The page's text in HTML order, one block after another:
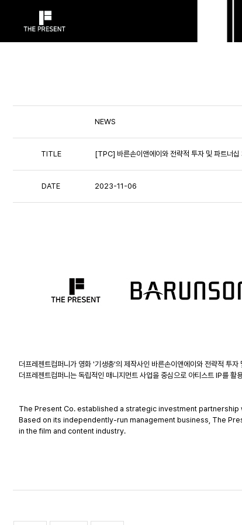
NEWS
TITLE [TPC] 바른손이앤에이와 전략적 투자 및 파트너십
DATE 2023-11-06
더프레젠트컴퍼니가 영화 '기생충'의 제작사인 바른손이앤에이와 전략적 투
더프레젠트컴퍼니는 독립적인 매니지먼트 사업을 중심으로 아티스트 IP를
The Present Co. established a strategic investment partnership
Based on its independently-run management business, The
in the film and content industry.